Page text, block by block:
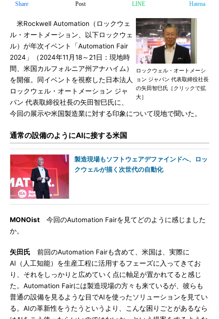
Share Post LINE Hatena
ロックウェル・オートメーシ
ョン ジャパン 代表取締役社長
の矢田智巳氏［クリックで拡
大］
米Rockwell Automation（ロックウェ
ル・オートメーション、以下ロックウェ
ル）が年次イベント「Automation Fair
2024」（2024年11月18～21日：現地時
間、米国カルフォルニア州アナハイム）
を開催。同イベントを視察した日本法人
ロックウェル・オートメーション ジャ
パン 代表取締役社長の矢田智巳氏に、
今回の展示や米国製造業に対する印象について現地で聞いた。
通常の設備のようにAIに接する米国
製造現場もソフトウェアデファインドへ、ロッ
クウェルが描く次世代の自動化
MONOist 今回のAutomation Fairを見てどのように感じました
か。
矢田氏 前回のAutomation Fairも含めて、米国は、実際に
AI（人工知能）を生産工程に活用するフェーズに入ってきてお
り、それをしっかりと広めていく点に軸足が置かれてると感じ
た。Automation Fairには製造現場の方々も来ているが、彼らも
普通の設備を見るような目でAIを使ったソリューションを見てい
る。AIの革新性をうたうというより、こんな困りごとがあるなら